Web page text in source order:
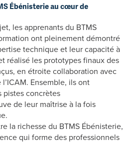
Ébénisterie au cœur de
les apprenants du BTMS
ont pleinement démontré
technique et leur capacité à
réalisé les prototypes finaux des
en étroite collaboration avec
Ensemble, ils ont
pistes concrètes
de leur maîtrise à la fois
la richesse du BTMS Ébénisterie,
qui forme des professionnels